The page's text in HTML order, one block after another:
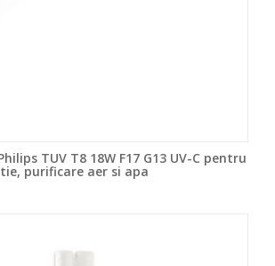
TUV T8 18W F17 G13 UV-C pentru
purificare aer si apa